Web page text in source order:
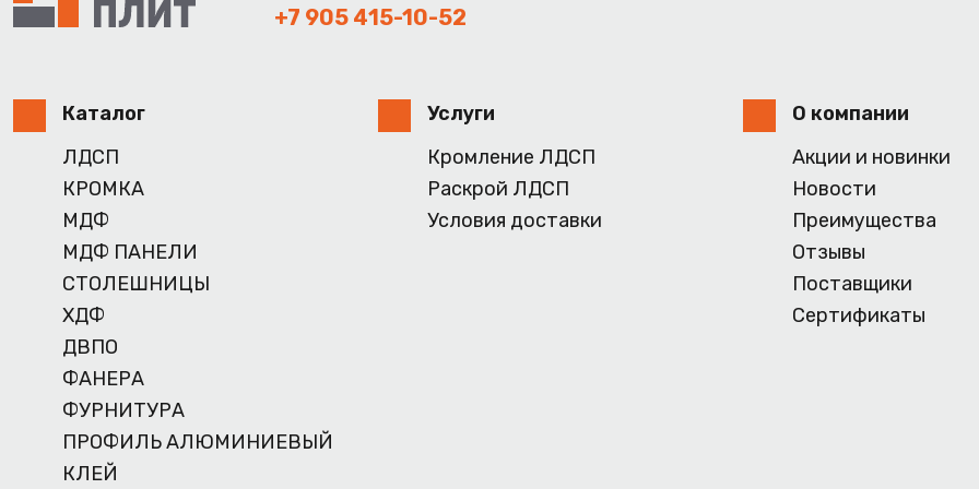
+7 905 415-10-52
Каталог
ЛДСП
КРОМКА
МДФ
МДФ ПАНЕЛИ
СТОЛЕШНИЦЫ
ХДФ
ДВПО
ФАНЕРА
ФУРНИТУРА
ПРОФИЛЬ АЛЮМИНИЕВЫЙ
КЛЕЙ
Услуги
Кромление ЛДСП
Раскрой ЛДСП
Условия доставки
О компании
Акции и новинки
Новости
Преимущества
Отзывы
Поставщики
Сертификаты